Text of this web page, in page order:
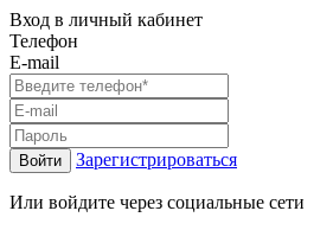
Вход в личный кабинет
Телефон
E-mail
Войти Зарегистрироваться
Или войдите через социальные сети